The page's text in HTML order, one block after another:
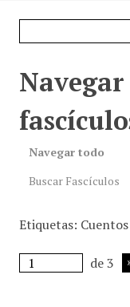
Navegar todo
Buscar Fascículos
Etiquetas:
de 3